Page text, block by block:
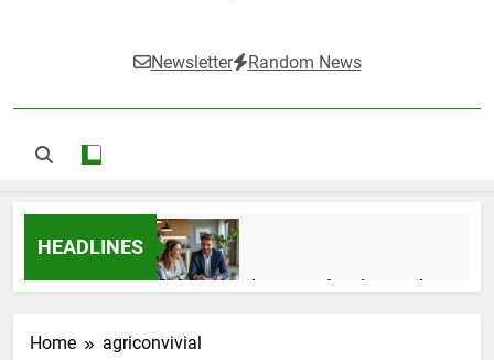
Newsletter Random News
HEADLINES
Guide complet pour réussir un achat
1 Semaine Ago
Home agriconvivial